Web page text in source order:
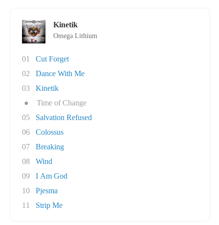
Kinetik
Omega Lithium
01
Cut Forget
02
Dance With Me
03
Kinetik
●
Time of Change
05
Salvation Refused
06
Colossus
07
Breaking
08
Wind
09
I Am God
10
Pjesma
11
Strip Me